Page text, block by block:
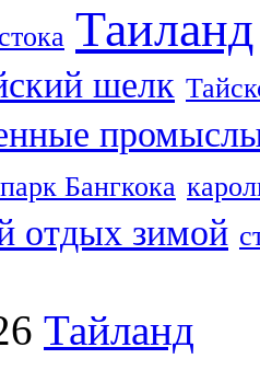
Таиланд
шелк
Бангкока
отдых зимой
Тайланд